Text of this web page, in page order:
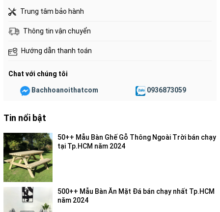
Trung tâm bảo hành
Thông tin vận chuyển
Hướng dẫn thanh toán
Chat với chúng tôi
Bachhoanoithatcom 0936873059
Tin nổi bật
50++ Mẫu Bàn Ghế Gỗ Thông Ngoài Trời bán chạy
tại Tp.HCM năm 2024
500++ Mẫu Bàn Ăn Mặt Đá bán chạy nhất Tp.HCM
năm 2024